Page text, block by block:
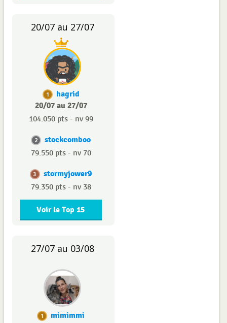
20/07 au 27/07
1
hagrid
20/07 au 27/07
104.050 pts - nv 99
2 stockcomboo
79.550 pts - nv 70
3 stormyjower9
79.350 pts - nv 38
Voir le Top 15
27/07 au 03/08
1
mimimmi